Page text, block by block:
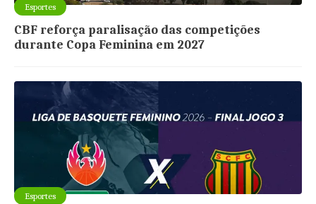
Esportes
CBF reforça paralisação das competições
durante Copa Feminina em 2027
Esportes